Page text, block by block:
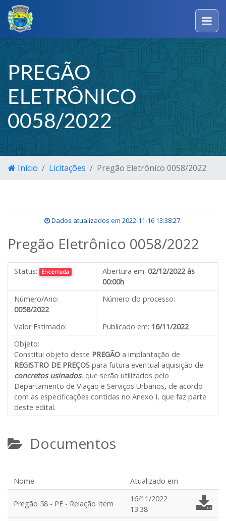
PREGÃO
ELETRÔNICO
0058/2022
Início Licitações Pregão Eletrônico 0058/2022
Dados atualizados em 2022-11-16 13:38:27.
Pregão Eletrônico 0058/2022
Status: Encerrada Abertura em: 02/12/2022 às
00:00h
Número/Ano:
0058/2022
Número do processo:
Valor Estimado: Publicado em: 16/11/2022
Objeto:
Constitui objeto deste PREGÃO a implantação de
REGISTRO DE PREÇOS para futura eventual aquisição de
concretos usinados, que serão utilizados pelo
Departamento de Viação e Serviços Urbanos, de acordo
com as especificações contidas no Anexo I, que faz parte
deste edital.
Documentos
Nome Atualizado em
Pregão 58 - PE - Relação Item
16/11/2022
13:38